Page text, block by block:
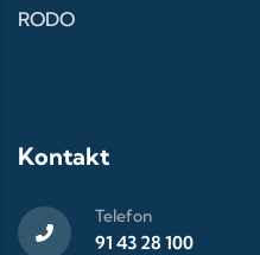
RODO
Kontakt
Telefon
91 43 28 100